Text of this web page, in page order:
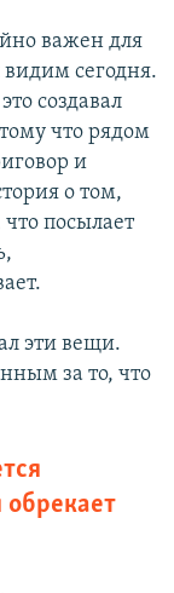
важен для
сегодня.
создавал
что рядом
и
о том,
посылает
эти вещи.
за то, что
обрекает